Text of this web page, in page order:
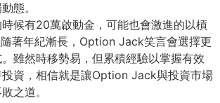
態。
候有20萬啟動金， 可能也會激進的以槓
著年紀漸長， Option Jack笑言會選擇更
雖然時移勢易， 但累積經驗以掌握有效
資， 相信就是讓Option Jack與投資市場
之道。